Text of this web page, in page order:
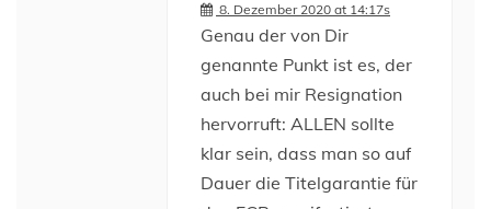
8. Dezember 2020 at 14:17s
Genau der von Dir
genannte Punkt ist es, der
auch bei mir Resignation
hervorruft: ALLEN sollte
klar sein, dass man so auf
Dauer die Titelgarantie für